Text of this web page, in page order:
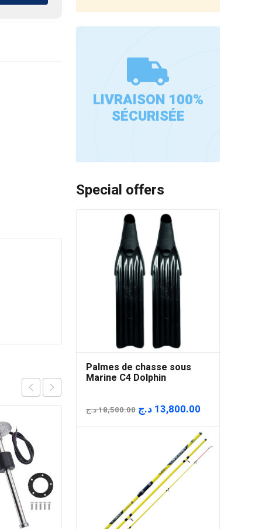
LIVRAISON 100%
SÉCURISÉE
Special offers
Palmes de chasse sous
Marine C4 Dolphin
18,500.00د.ج
Le 13,800.00 د.ج
actuel
est :